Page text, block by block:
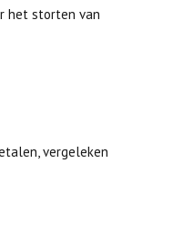
het storten van
vergeleken